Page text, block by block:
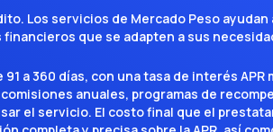
Los servicios de Mercado Peso ayudan
que se adapten a sus
a 360 días, con una tasa de interés APR
anuales, programas de
el servicio. El costo final que el